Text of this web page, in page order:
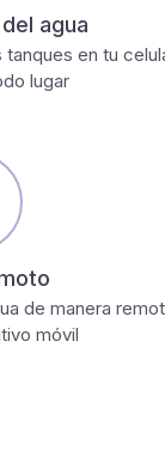
agua
en tu
lugar
de manera
móvil